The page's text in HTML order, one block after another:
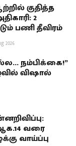
குதித்த
2
பணி தீவிரம்
2026
நம்பிக்கை!”
விஷால்
வரை
வாய்ப்பு